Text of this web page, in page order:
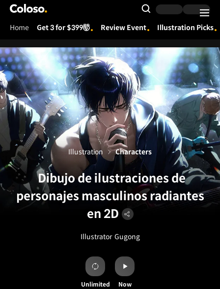
Coloso.
Search Input
Home Get 3 for $399🤯 Review Event Illustration Picks
Dibujo de ilustraciones de
personajes masculinos radiantes
en 2D
Illustrator Gugong
Illustration Characters
Unlimited
Now